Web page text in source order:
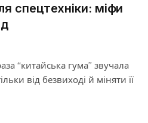
спецтехніки: міфи
“китайська гума” звучала
від безвиході й міняти її